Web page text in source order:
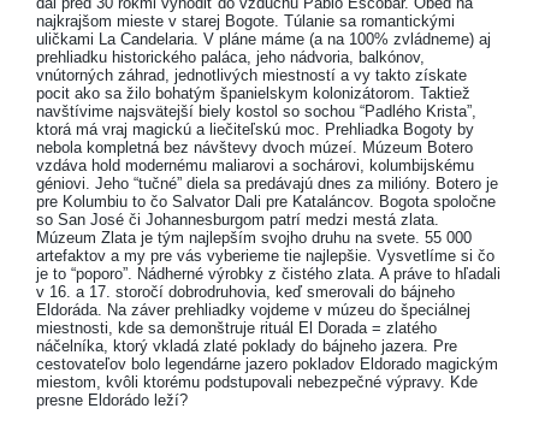
najkrajšom mieste v starej Bogote. Túlanie sa romantickými
uličkami La Candelaria. V pláne máme (a na 100% zvládneme) aj
prehliadku historického paláca, jeho nádvoria, balkónov,
vnútorných záhrad, jednotlivých miestností a vy takto získate
pocit ako sa žilo bohatým španielskym kolonizátorom. Taktiež
navštívime najsvätejší biely kostol so sochou “Padlého Krista”,
ktorá má vraj magickú a liečiteľskú moc. Prehliadka Bogoty by
nebola kompletná bez návštevy dvoch múzeí. Múzeum Botero
vzdáva hold modernému maliarovi a sochárovi, kolumbijskému
géniovi. Jeho “tučné” diela sa predávajú dnes za milióny. Botero je
pre Kolumbiu to čo Salvator Dali pre Kataláncov. Bogota spoločne
so San José či Johannesburgom patrí medzi mestá zlata.
Múzeum Zlata je tým najlepším svojho druhu na svete. 55 000
artefaktov a my pre vás vyberieme tie najlepšie. Vysvetlíme si čo
je to “poporo”. Nádherné výrobky z čistého zlata. A práve to hľadali
v 16. a 17. storočí dobrodruhovia, keď smerovali do bájneho
Eldoráda. Na záver prehliadky vojdeme v múzeu do špeciálnej
miestnosti, kde sa demonštruje rituál El Dorada = zlatého
náčelníka, ktorý vkladá zlaté poklady do bájneho jazera. Pre
cestovateľov bolo legendárne jazero pokladov Eldorado magickým
miestom, kvôli ktorému podstupovali nebezpečné výpravy. Kde
presne Eldorádo leží?